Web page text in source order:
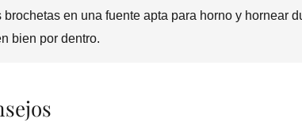
brochetas en una fuente apta para horno y hornear
bien por dentro.